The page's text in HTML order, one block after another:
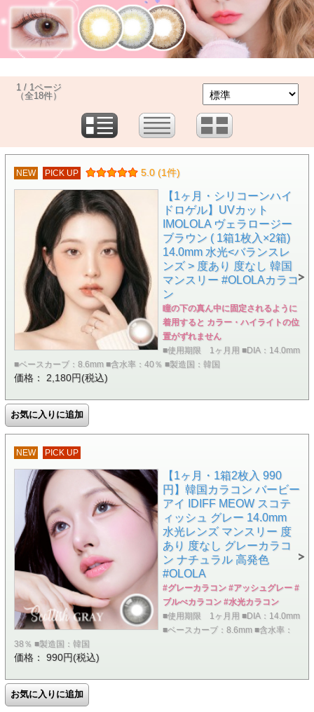
1 / 1ページ
（全18件）
NEW PICK UP 5.0 (1件)
【1ヶ月・シリコーンハイ
ドロゲル】UVカット
IMOLOLA ヴェラロージー
ブラウン ( 1箱1枚入×2箱)
14.0mm 水光<バランスレ
ンズ > 度あり 度なし 韓国
マンスリー #OLOLAカラコ
ン
瞳の下の真ん中に固定されるように
着用すると カラー・ハイライトの位
置がずれません
■使用期限 1ヶ月用 ■DIA：14.0mm
■ベースカーブ：8.6mm ■含水率：40％ ■製造国：韓国
価格： 2,180円(税込)
NEW PICK UP
【1ヶ月・1箱2枚入 990
円】韓国カラコン バービー
アイ IDIFF MEOW スコテ
ィッシュ グレー 14.0mm
水光レンズ マンスリー 度
あり 度なし グレーカラコ
ン ナチュラル 高発色
#OLOLA
#グレーカラコン #アッシュグレー #
ブルべカラコン #水光カラコン
■使用期限 1ヶ月用 ■DIA：14.0mm
■ベースカーブ：8.6mm ■含水率：
38％ ■製造国：韓国
価格： 990円(税込)